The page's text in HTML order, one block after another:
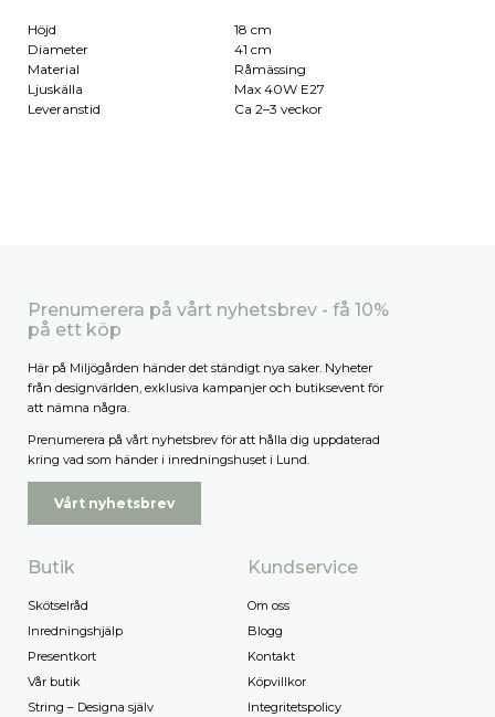
Höjd
18 cm
Diameter
41 cm
Material
Råmässing
Ljuskälla
Max 40W E27
Leveranstid
Ca 2–3 veckor
Prenumerera på vårt nyhetsbrev - få 10%
på ett köp
Här på Miljögården händer det ständigt nya saker. Nyheter
från designvärlden, exklusiva kampanjer och butiksevent för
att nämna några.
Prenumerera på vårt nyhetsbrev för att hålla dig uppdaterad
kring vad som händer i inredningshuset i Lund.
Vårt nyhetsbrev
Butik
Skötselråd
Inredningshjälp
Presentkort
Vår butik
String – Designa själv
Kundservice
Om oss
Blogg
Kontakt
Köpvillkor
Integritetspolicy